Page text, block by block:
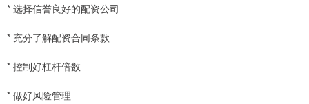
* 选择信誉良好的配资公司
* 充分了解配资合同条款
* 控制好杠杆倍数
* 做好风险管理